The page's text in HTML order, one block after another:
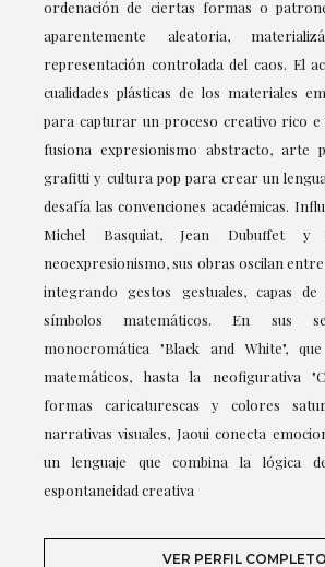
ordenación de ciertas formas o
aparentemente aleatoria,
representación controlada del caos. El
cualidades plásticas de los materiales
para capturar un proceso creativo rico
fusiona expresionismo abstracto, arte
grafitti y cultura pop para crear un
desafía las convenciones académicas.
Michel Basquiat, Jean Dubuffet
neoexpresionismo, sus obras oscilan
integrando gestos gestuales, capas
símbolos matemáticos. En sus
monocromática "Black and White",
matemáticos, hasta la neofigurativa
formas caricaturescas y colores
narrativas visuales, Jaoui conecta
un lenguaje que combina la lógica
espontaneidad creativa
VER PERFIL COMPLETO